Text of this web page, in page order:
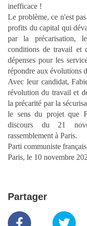
inefficace !
Le problème, ce n'est
profits du capital qui
par la précarisation,
conditions de travail et
dépenses pour les
répondre aux évolutions
Avec leur candidat,
révolution du travail et
la précarité par la
le sens du projet que
discours du 21
rassemblement à Paris.
Parti communiste
Paris, le 10 novembre
Partager